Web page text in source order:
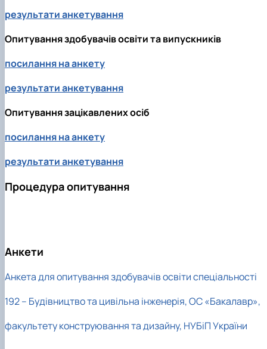
результати анкетування
Опитування здобувачів освіти та випускників
посилання на анкету
результати анкетування
Опитування зацікавлених осіб
посилання на анкету
результати анкетування
Процедура опитування
Анкети
Анкета для опитування здобувачів освіти спеціальності
192 – Будівництво та цивільна інженерія, ОС «Бакалавр»,
факультету конструювання та дизайну, НУБіП України